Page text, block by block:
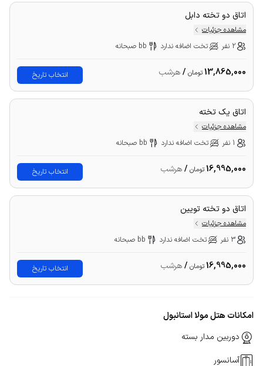
اتاق دو تخته دابل
مشاهده جزئیات
2 نفر
تخت اضافه ندارد bb صبحانه
13,865,000تومان /هرشب انتخاب تاریخ
اتاق یک تخته
مشاهده جزئیات
1 نفر
تخت اضافه ندارد bb صبحانه
16,995,000تومان /هرشب انتخاب تاریخ
اتاق دو تخته تویین
مشاهده جزئیات
3 نفر
تخت اضافه ندارد bb صبحانه
16,995,000تومان /هرشب انتخاب تاریخ
امکانات هتل مولا استانبول
دوربین مدار بسته
آسانسور